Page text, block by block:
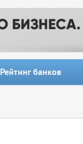
Рейтинг банков